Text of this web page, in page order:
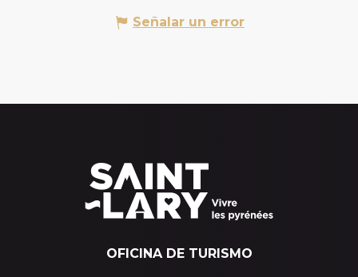
Señalar un error
OFICINA DE TURISMO